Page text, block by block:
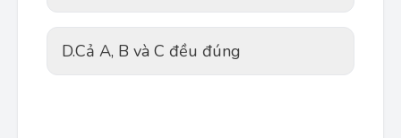
D.Cả A, B và C đều đúng